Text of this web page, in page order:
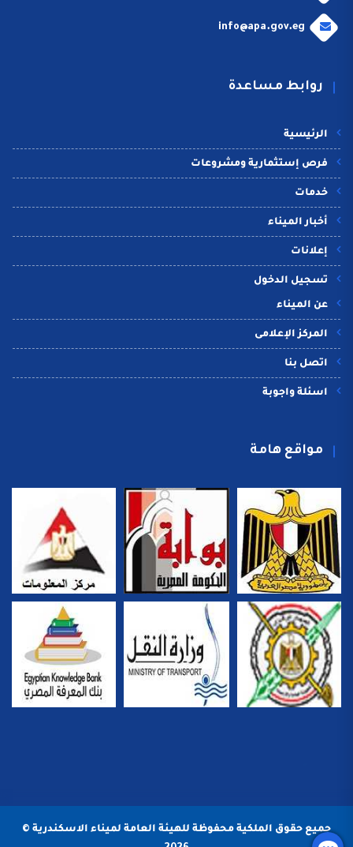
info@apa.gov.eg
روابط مساعدة
الرئيسية
فرص إستثمارية ومشروعات
خدمات
أخبار الميناء
إعلانات
تسجيل الدخول
عن الميناء
المركز الإعلامى
اتصل بنا
اسئلة واجوبة
مواقع هامة
جميع حقوق الملكية محفوظة للهيئة العامة لميناء الاسكندرية ©